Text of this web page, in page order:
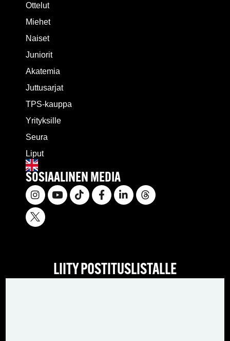
Ottelut
Miehet
Naiset
Juniorit
Akatemia
Juttusarjat
TPS-kauppa
Yrityksille
Seura
Liput
SOSIAALINEN MEDIA
LIITY POSTITUSLISTALLE